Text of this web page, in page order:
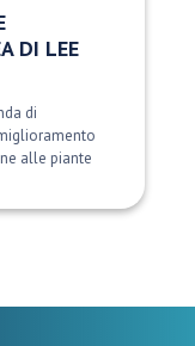
DI LEE
di
alle piante